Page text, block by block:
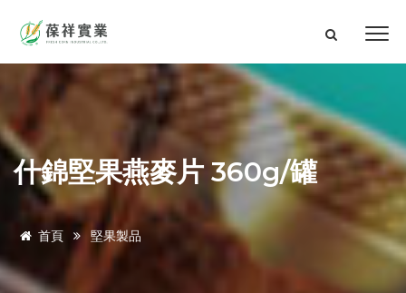
什錦堅果燕麥片 360g/罐
首頁 堅果製品